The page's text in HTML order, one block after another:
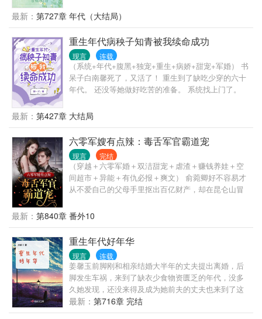
送走间谍，顺便把日军搜刮的宝藏都收下！ 原主亲生
父亲是知名港商？堂姐冒充她前去相认？ 果然把堂姐
也送走！再顺便在港澳台把生意发展过去！ 外国富商
祖先是侵华将军，私藏抢来的大量中华文物？ 许南星
果断跑去一顿收，转手捐赠给国家！ 最后成为了大富
豪的许南星，在高新科技领域以及中医药行业获得了
巨大成功。
最新： 第727章 年代（大结局）
重生年代病秧子知青被我续命成功
现言 连载
（系统+年代+腹黑+独宠+重生+病娇+甜宠+军婚） 书
呆子白南馨死了，又活了！ 重生到了缺吃少穿的六十
年代。 还没等她做好吃苦的准备。 系统找上门了。
次的白南馨当即二十首古诗一背，哗啦啦的积分入账
声音，惊喜了系统也满足了白南馨！ 于是她靠着系统
替原主报了仇，抢了坏人宝藏，抓了阴险邪恶的人贩
子，又顺路救下了上辈子早死的小知青。 看着她一脚
蹬飞了想要占她便宜的凤凰男。 小知青戴着十米厚的
滤镜认真的琢磨着：“这丫头心软又胆小，太容易上当
受骗，还是跟我回家的好！” 正暗搓搓的打算着回家就
定亲，两个人却因为一个意外，一路高歌猛进闯进了
我这儿来，我给你加薪！” “上我这儿来，我给你介绍
对象！” 小知青不乐意了，往前一站，甩出结婚证！
“这是我媳妇儿！领过证的！”
最新： 第427章 大结局
六零军嫂有点辣：毒舌军官霸道宠
现言 完结
（穿越＋六零军婚＋双洁甜宠＋虐渣＋赚钱养娃＋空
间超市＋异能＋有仇必报＋爽文） 俞菀卿好不容易才
从不爱自己的父母手里抠出百亿财产，却在昆仑山冒
子后身受重伤，醒来就穿成六十年代一个泼辣能打的
小姑娘身上，还碰上被亲哥嫂下药，险些被一个猥琐
男玷污的憋屈场景。 一来就脚踢猥琐男，手撕渣哥贱
嫂，还设计把心黑手狠的渣哥夫妻赶出家门，抄了猥
琐男的家，反手一个举报，送他们一家齐齐整整去见
阎王。 红星大队来了一个不好惹的漂亮女知青，文能
怼死人，武能干翻人，打遍全大队无敌手，附近二流
子看到她都会绕道走。 颜控＋手控重度患者俞菀卿初
到知青点就发现这里有一位长得高大帅气，力大无穷
最新： 第840章 番外10
重生年代好年华
现言 连载
姜馨玉前脚刚和相亲结婚大半年的丈夫提出离婚，后
脚发生车祸，来到了缺衣少食物资匮乏的年代，没多
久她发现，还没来得及成为她前夫的丈夫也来到了这
个年代…
最新： 第716章 完结